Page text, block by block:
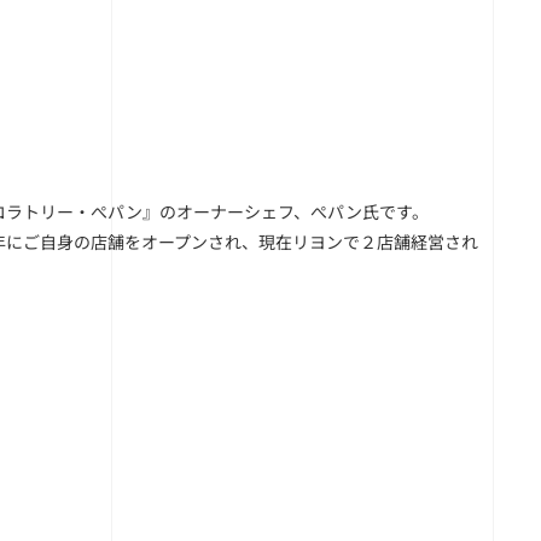
トリー・ぺパン』のオーナーシェフ、ぺパン氏です。
ご自身の店舗をオープンされ、現在リヨンで２店舗経営され